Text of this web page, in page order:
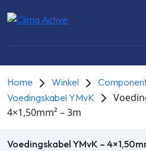
Home Winkel
Voedingskabel YMvK
4×1,50mm² – 3m
Voedingskabel YMvK –